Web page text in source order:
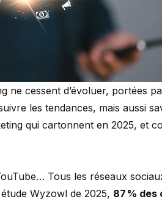
ne cessent d’évoluer, portées
les tendances, mais aussi
qui cartonnent en 2025, et
Tous les réseaux
Wyzowl de 2025, 87 % des